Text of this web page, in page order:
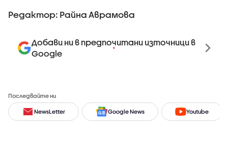
Редактор: Райна Аврамова
Добави ни в предпочитани източници в
Google
Последвайте ни
NewsLetter Google News Youtube